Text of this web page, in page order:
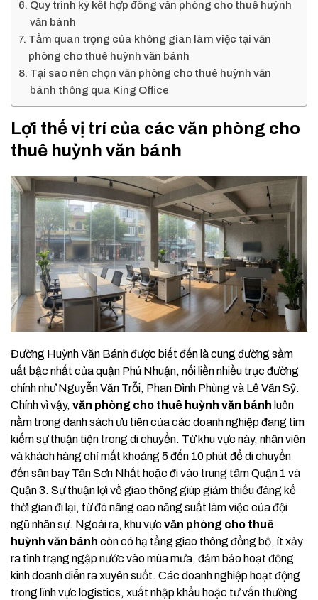
Quy trình ký kết hợp đồng văn phòng cho thuê huỳnh
văn bánh
Tầm quan trọng của không gian làm việc tại văn
phòng cho thuê huỳnh văn bánh
Tại sao nên chọn văn phòng cho thuê huỳnh văn
bánh thông qua King Office
Lợi thế vị trí của các văn phòng cho
thuê huỳnh văn bánh
Đường Huỳnh Văn Bánh được biết đến là cung đường sầm
uất bậc nhất của quận Phú Nhuận, nối liền nhiều trục đường
chính như Nguyễn Văn Trỗi, Phan Đình Phùng và Lê Văn Sỹ.
Chính vì vậy, văn phòng cho thuê huỳnh văn bánh luôn
nằm trong danh sách ưu tiên của các doanh nghiệp đang tìm
kiếm sự thuận tiện trong di chuyển. Từ khu vực này, nhân viên
và khách hàng chỉ mất khoảng 5 đến 10 phút để di chuyển
đến sân bay Tân Sơn Nhất hoặc đi vào trung tâm Quận 1 và
Quận 3. Sự thuận lợi về giao thông giúp giảm thiểu đáng kể
thời gian đi lại, từ đó nâng cao năng suất làm việc của đội
ngũ nhân sự. Ngoài ra, khu vực văn phòng cho thuê
huỳnh văn bánh còn có hạ tầng giao thông đồng bộ, ít xảy
ra tình trạng ngập nước vào mùa mưa, đảm bảo hoạt động
kinh doanh diễn ra xuyên suốt. Các doanh nghiệp hoạt động
trong lĩnh vực logistics, xuất nhập khẩu hoặc tư vấn thường